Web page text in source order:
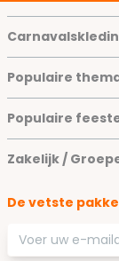
Populaire
Populaire
Zakelijk /
De vetste
E-mailadres